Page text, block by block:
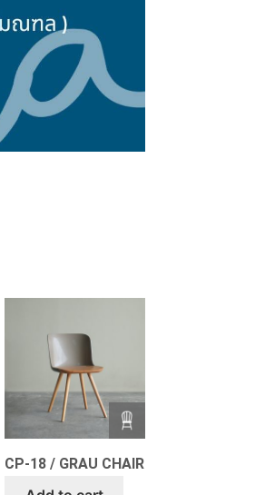
CP-18 / GRAU CHAIR